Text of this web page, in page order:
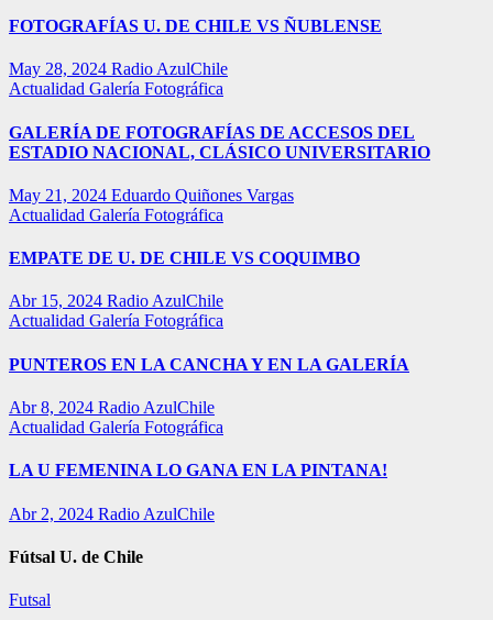
FOTOGRAFÍAS U. DE CHILE VS ÑUBLENSE
May 28, 2024 Radio AzulChile
Actualidad Galería Fotográfica
GALERÍA DE FOTOGRAFÍAS DE ACCESOS DEL
ESTADIO NACIONAL, CLÁSICO UNIVERSITARIO
May 21, 2024 Eduardo Quiñones Vargas
Actualidad Galería Fotográfica
EMPATE DE U. DE CHILE VS COQUIMBO
Abr 15, 2024 Radio AzulChile
Actualidad Galería Fotográfica
PUNTEROS EN LA CANCHA Y EN LA GALERÍA
Abr 8, 2024 Radio AzulChile
Actualidad Galería Fotográfica
LA U FEMENINA LO GANA EN LA PINTANA!
Abr 2, 2024 Radio AzulChile
Fútsal U. de Chile
Futsal